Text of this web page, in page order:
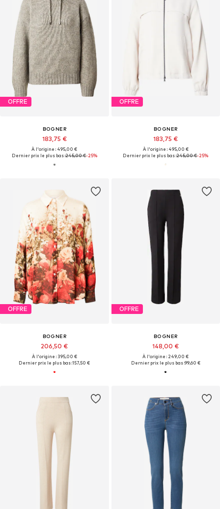
OFFRE
BOGNER
183,75 €
À l'origine : 495,00 €
Dernier prix le plus bas :245,00 €-25%
OFFRE
BOGNER
183,75 €
À l'origine : 495,00 €
Dernier prix le plus bas :245,00 €-25%
OFFRE
BOGNER
206,50 €
À l'origine : 395,00 €
Dernier prix le plus bas :157,50 €
OFFRE
BOGNER
148,00 €
À l'origine : 249,00 €
Dernier prix le plus bas :99,60 €